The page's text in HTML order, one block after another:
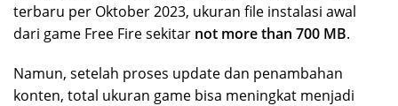
terbaru per Oktober 2023, ukuran file instalasi awal
dari game Free Fire sekitar not more than 700 MB.
Namun, setelah proses update dan penambahan
konten, total ukuran game bisa meningkat menjadi